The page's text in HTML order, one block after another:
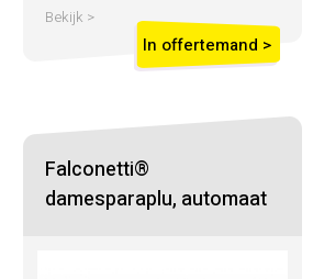
Bekijk >
In offertemand >
Falconetti®
damesparaplu, automaat